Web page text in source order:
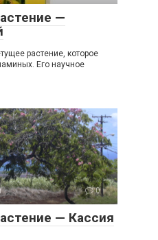
—
растение, которое
Его научное
0
— Кассия